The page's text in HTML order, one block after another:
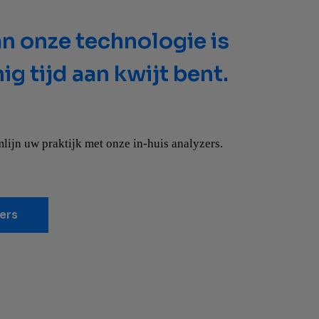
onze technologie is
tijd aan kwijt bent.
uw praktijk met onze in-huis analyzers.
nodig? Vraag
met de Catalyst SDMA Test.
zijn hetzelfde